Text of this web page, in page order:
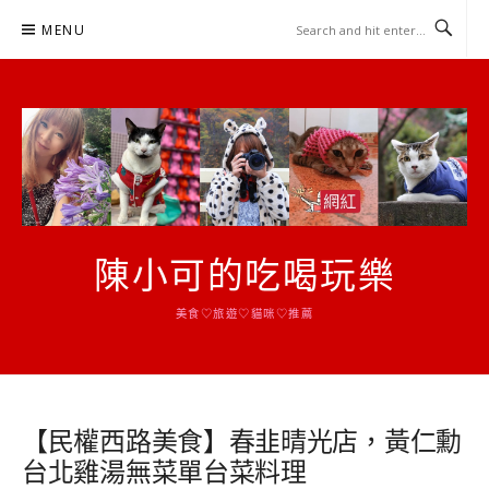
MENU
陳小可的吃喝玩樂
美食♡旅遊♡貓咪♡推薦
【民權西路美食】春韭晴光店，黃仁勳
台北雞湯無菜單台菜料理